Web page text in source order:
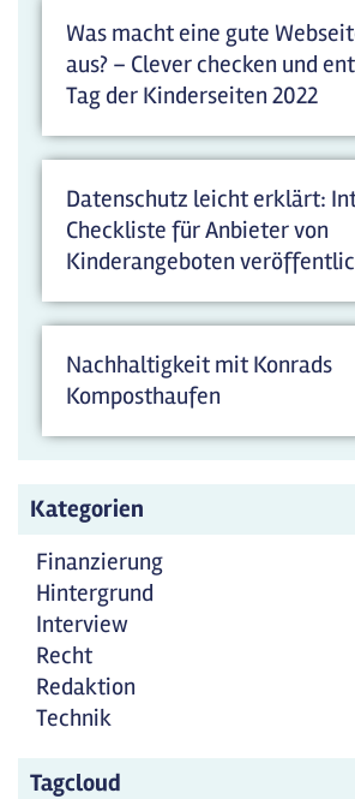
Was macht eine gute
aus? – Clever checken und
Tag der Kinderseiten 2022
Datenschutz leicht erklärt:
Checkliste für Anbieter von
Kinderangeboten
Nachhaltigkeit mit Konrads
Komposthaufen
Kategorien
Finanzierung
Hintergrund
Interview
Recht
Redaktion
Technik
Tagcloud